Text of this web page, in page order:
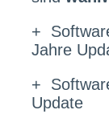
+
Jahre
+
Update